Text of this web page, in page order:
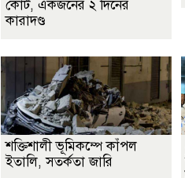
কোর্ট, একজনের ২ দিনের
কারাদণ্ড
শক্তিশালী ভূমিকম্পে কাঁপল
ইতালি, সতর্কতা জারি